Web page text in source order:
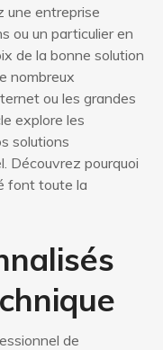
une entreprise
ou un particulier en
de la bonne solution
nombreux
ou les grandes
explore les
solutions
Découvrez pourquoi
font toute la
de